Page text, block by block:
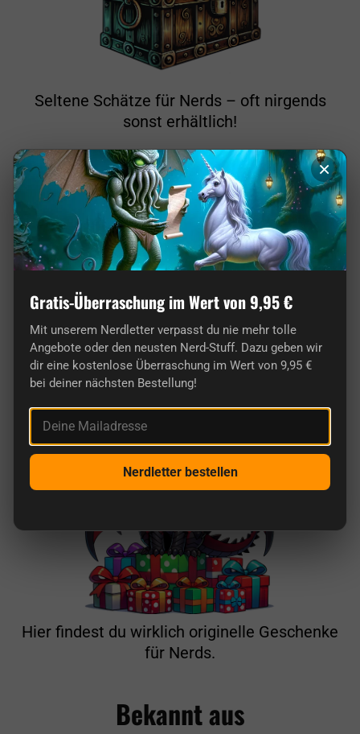
Seltene Schätze für Nerds – oft nirgends
sonst erhältlich!
Von Nerds für Nerds: Unser Shop ist pure
Leidenschaft!
Hier findest du wirklich originelle Geschenke
für Nerds.
Bekannt aus
×
Gratis-Überraschung im Wert von 9,95 €
Mit unserem Nerdletter verpasst du nie mehr tolle
Angebote oder den neusten Nerd-Stuff. Dazu geben wir
dir eine kostenlose Überraschung im Wert von 9,95 €
bei deiner nächsten Bestellung!
Deine Mailadresse
Nerdletter bestellen